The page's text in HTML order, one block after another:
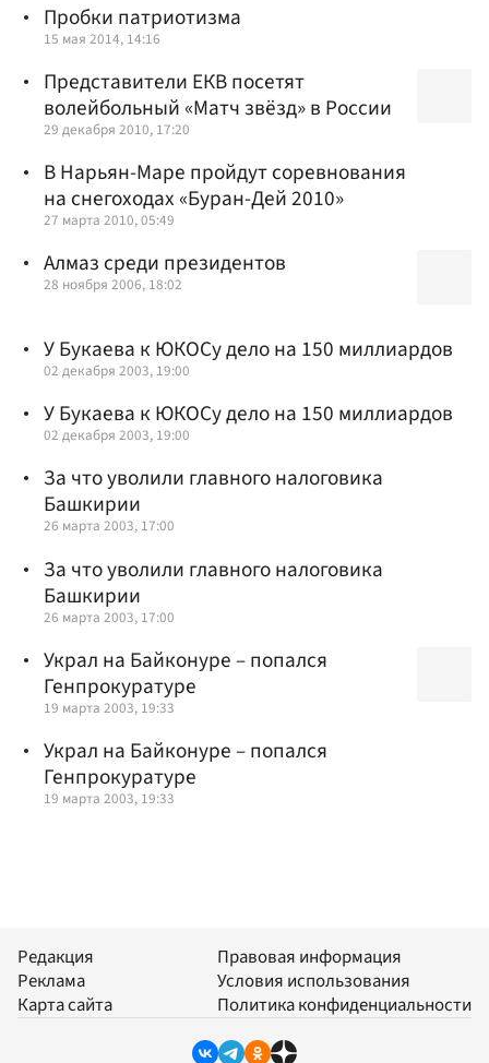
Пробки патриотизма
15 мая 2014, 14:16
Представители ЕКВ посетят
волейбольный «Матч звёзд» в России
29 декабря 2010, 17:20
В Нарьян-Маре пройдут соревнования
на снегоходах «Буран-Дей 2010»
27 марта 2010, 05:49
Алмаз среди президентов
28 ноября 2006, 18:02
У Букаева к ЮКОСу дело на 150 миллиардов
02 декабря 2003, 19:00
У Букаева к ЮКОСу дело на 150 миллиардов
02 декабря 2003, 19:00
За что уволили главного налоговика
Башкирии
26 марта 2003, 17:00
За что уволили главного налоговика
Башкирии
26 марта 2003, 17:00
Украл на Байконуре – попался
Генпрокуратуре
19 марта 2003, 19:33
Украл на Байконуре – попался
Генпрокуратуре
19 марта 2003, 19:33
Редакция
Реклама
Карта сайта
Правовая информация
Условия использования
Политика конфиденциальности